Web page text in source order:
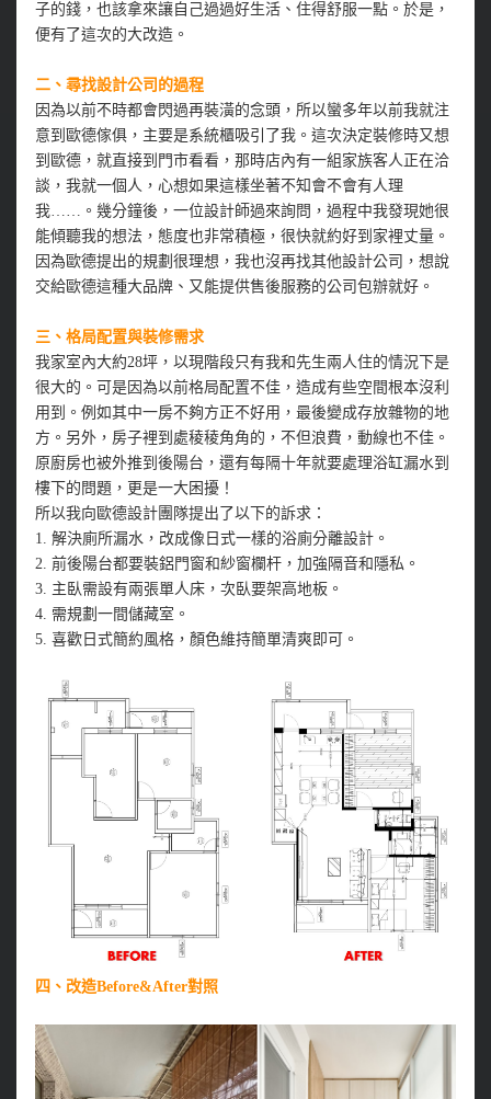
子的錢，也該拿來讓自己過過好生活、住得舒服一點。於是，
便有了這次的大改造。
二、尋找設計公司的過程
因為以前不時都會閃過再裝潢的念頭，所以蠻多年以前我就注
意到歐德傢俱，主要是系統櫃吸引了我。這次決定裝修時又想
到歐德，就直接到門市看看，那時店內有一組家族客人正在洽
談，我就一個人，心想如果這樣坐著不知會不會有人理
我……。幾分鐘後，一位設計師過來詢問，過程中我發現她很
能傾聽我的想法，態度也非常積極，很快就約好到家裡丈量。
因為歐德提出的規劃很理想，我也沒再找其他設計公司，想說
交給歐德這種大品牌、又能提供售後服務的公司包辦就好。
三、格局配置與裝修需求
我家室內大約28坪，以現階段只有我和先生兩人住的情況下是
很大的。可是因為以前格局配置不佳，造成有些空間根本沒利
用到。例如其中一房不夠方正不好用，最後變成存放雜物的地
方。另外，房子裡到處稜稜角角的，不但浪費，動線也不佳。
原廚房也被外推到後陽台，還有每隔十年就要處理浴缸漏水到
樓下的問題，更是一大困擾！
所以我向歐德設計團隊提出了以下的訴求：
1. 解決廁所漏水，改成像日式一樣的浴廁分離設計。
2. 前後陽台都要裝鋁門窗和紗窗欄杆，加強隔音和隱私。
3. 主臥需設有兩張單人床，次臥要架高地板。
4. 需規劃一間儲藏室。
5. 喜歡日式簡約風格，顏色維持簡單清爽即可。
四、改造Before&After對照